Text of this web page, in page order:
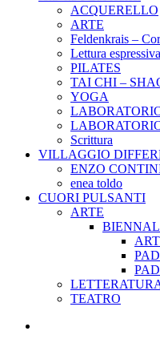
ACQUERELLO
ARTE
Feldenkrais –
Lettura espressiva
PILATES
TAI CHI –
YOGA
Scrittura
VILLAGGIO
ENZO
enea toldo
CUORI PULSANTI
ARTE
TEATRO